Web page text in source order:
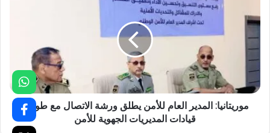
موريتانيا: المدير العام للأمن يطلق ورشة الاتصال مع طواقم
قيادات المديريات الجهوية للأمن